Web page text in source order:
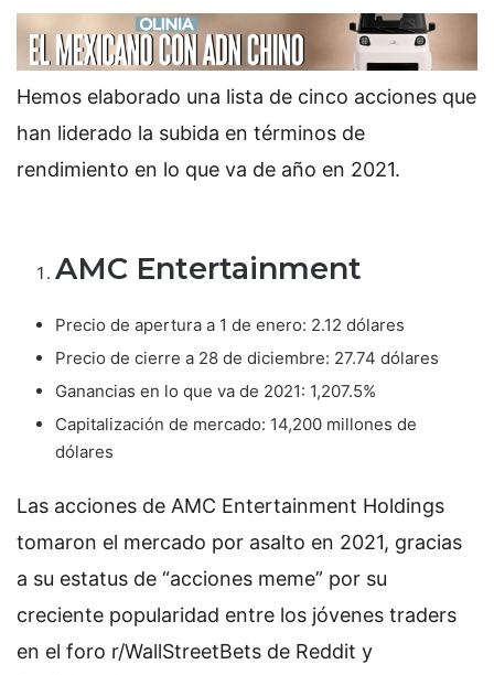
Hemos elaborado una lista de cinco acciones que
han liderado la subida en términos de
rendimiento en lo que va de año en 2021.
AMC Entertainment
Precio de apertura a 1 de enero: 2.12 dólares
Precio de cierre a 28 de diciembre: 27.74 dólares
Ganancias en lo que va de 2021: 1,207.5%
Capitalización de mercado: 14,200 millones de
dólares
Las acciones de AMC Entertainment Holdings
tomaron el mercado por asalto en 2021, gracias
a su estatus de “acciones meme” por su
creciente popularidad entre los jóvenes traders
en el foro r/WallStreetBets de Reddit y